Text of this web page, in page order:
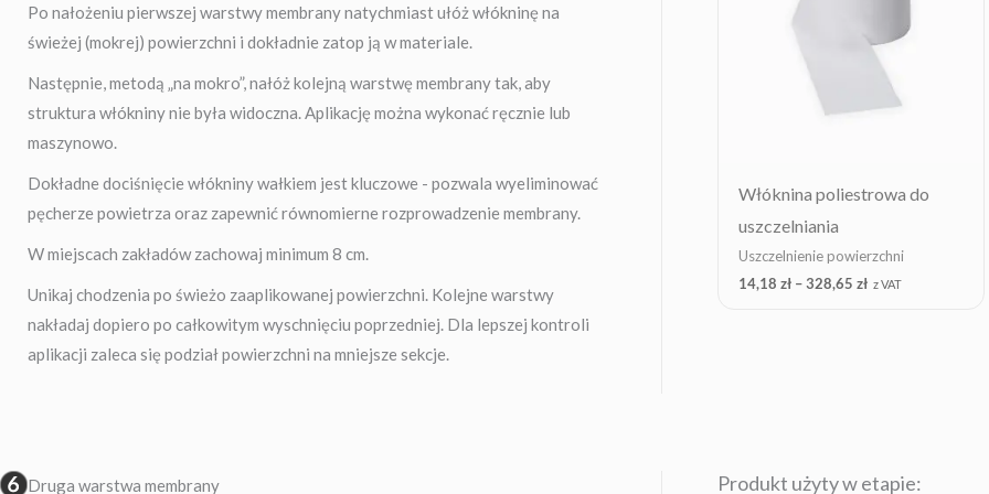
Po nałożeniu pierwszej warstwy membrany natychmiast ułóż włókninę na
świeżej (mokrej) powierzchni i dokładnie zatop ją w materiale.
Następnie, metodą „na mokro”, nałóż kolejną warstwę membrany tak, aby
struktura włókniny nie była widoczna. Aplikację można wykonać ręcznie lub
maszynowo.
Dokładne dociśnięcie włókniny wałkiem jest kluczowe - pozwala wyeliminować
pęcherze powietrza oraz zapewnić równomierne rozprowadzenie membrany.
W miejscach zakładów zachowaj minimum 8 cm.
Unikaj chodzenia po świeżo zaaplikowanej powierzchni. Kolejne warstwy
nakładaj dopiero po całkowitym wyschnięciu poprzedniej. Dla lepszej kontroli
aplikacji zaleca się podział powierzchni na mniejsze sekcje.
Włóknina poliestrowa do
uszczelniania
Uszczelnienie powierzchni
14,18 zł –328,65 zł z VAT
Druga warstwa membrany Produkt użyty w etapie: